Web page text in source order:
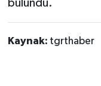
bulundu.
Kaynak: tgrthaber